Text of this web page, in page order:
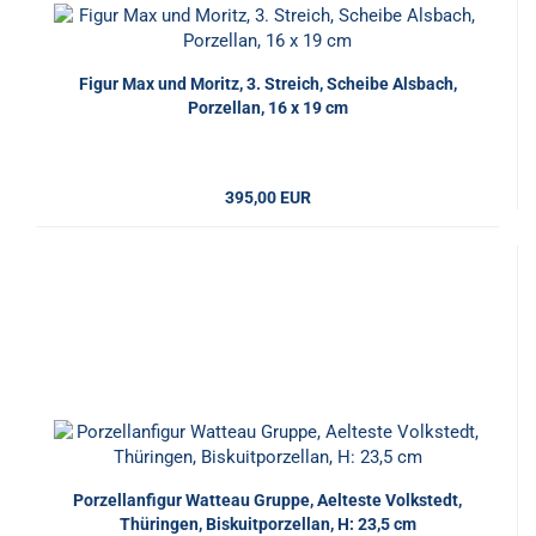
Figur Max und Moritz, 3. Streich, Scheibe Alsbach,
Porzellan, 16 x 19 cm
395,00 EUR
Porzellanfigur Watteau Gruppe, Aelteste Volkstedt,
Thüringen, Biskuitporzellan, H: 23,5 cm